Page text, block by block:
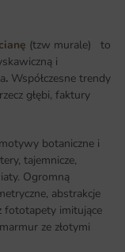
(tzw murale) to
i
. Współczesne trendy
głębi, faktury
botaniczne i
tajemnicze,
Ogromną
abstrakcje
fototapety imitujące
ze złotymi